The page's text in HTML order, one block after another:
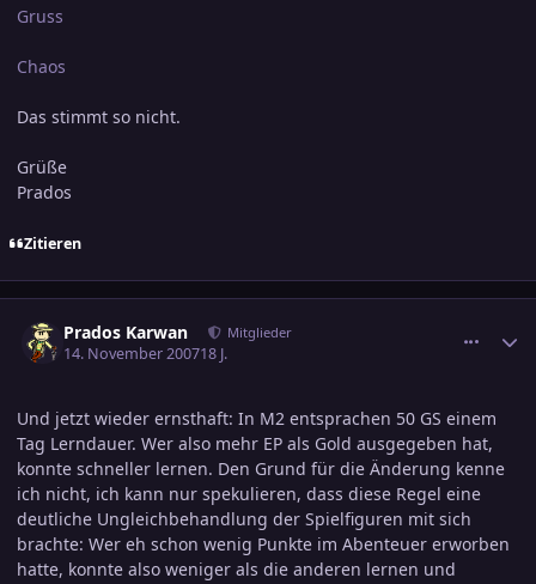
Gruss
Chaos
Das stimmt so nicht.
Grüße
Prados
Zitieren
Prados Karwan Mitglieder
14. November 200718 J.
Und jetzt wieder ernsthaft: In M2 entsprachen 50 GS einem
Tag Lerndauer. Wer also mehr EP als Gold ausgegeben hat,
konnte schneller lernen. Den Grund für die Änderung kenne
ich nicht, ich kann nur spekulieren, dass diese Regel eine
deutliche Ungleichbehandlung der Spielfiguren mit sich
brachte: Wer eh schon wenig Punkte im Abenteuer erworben
hatte, konnte also weniger als die anderen lernen und